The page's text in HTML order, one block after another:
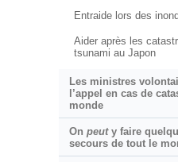
Entraide lors des
Aider après les
tsunami au Japon
Les ministres
l’appel en cas de
monde
On peuty faire
secours de tout le